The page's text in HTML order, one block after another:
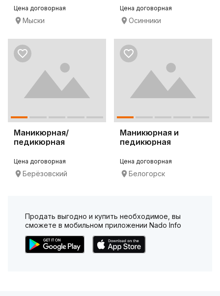
Цена договорная
Мыски
Alize
Цена договорная
Осинники
Маникюрная/
педикюрная
Alize
Цена договорная
Берёзовский
Маникюрная и
педикюрная
Alize
Цена договорная
Белогорск
Продать выгодно и купить необходимое, вы
сможете в мобильном приложении Nado Info